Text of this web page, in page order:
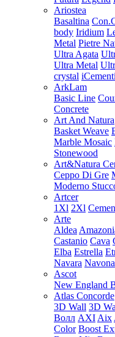
Ariostea
Basaltina
body Iridium
Metal Pietre
Ultra Agata
Ultra Metal
crystal iCementi
ArkLam
Basic Line
Concrete
Art And Natura
Basket Weave
Marble Mosaic
Stonewood
Art&Natura
Ceppo Di Gre
Moderno
Artcer
1Xl 2Xl
Arte
Aldea
Castanio Cava
Elba Estrella
Navara Navona
Ascot
New England
Atlas Concorde
3D Wall 3D
Волл AXI Aix
Color Boost